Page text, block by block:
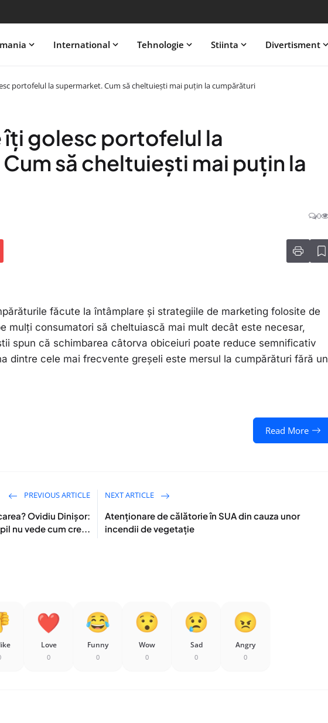
International Tehnologie Stiinta Divertisment
portofelul la supermarket. Cum să cheltuiești mai puțin la cumpărături
îți golesc portofelul la
să cheltuiești mai puțin la
0
făcute la întâmplare și strategiile de marketing folosite de
mulți consumatori să cheltuiască mai mult decât este necesar,
spun că schimbarea câtorva obiceiuri poate reduce semnificativ
dintre cele mai frecvente greșeli este mersul la cumpărături fără un
Read More
PREVIOUS ARTICLE
Ovidiu Dinișor:
nu vede cum cre...
NEXT ARTICLE
Atenționare de călătorie în SUA din cauza unor
incendii de vegetație
Love
0
Funny
0
Wow
0
Sad
0
Angry
0